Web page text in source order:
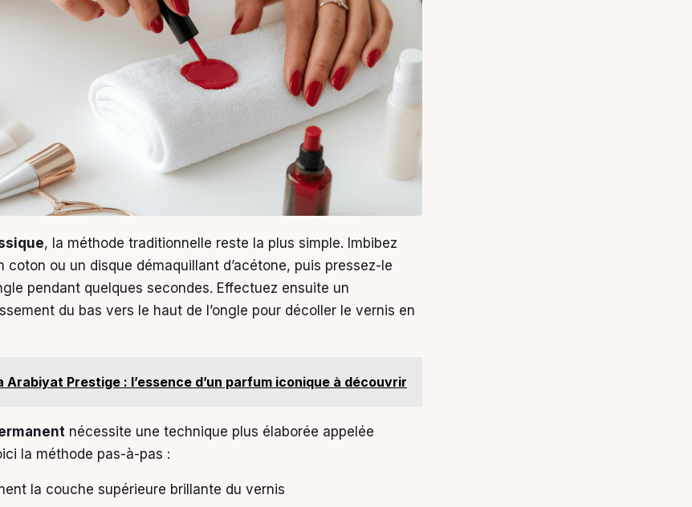
, la méthode traditionnelle reste la plus simple. Imbibez
coton ou un disque démaquillant d’acétone, puis pressez-le
pendant quelques secondes. Effectuez ensuite un
du bas vers le haut de l’ongle pour décoller le vernis en
Arabiyat Prestige : l’essence d’un parfum iconique à découvrir
nécessite une technique plus élaborée appelée
la méthode pas-à-pas :
la couche supérieure brillante du vernis